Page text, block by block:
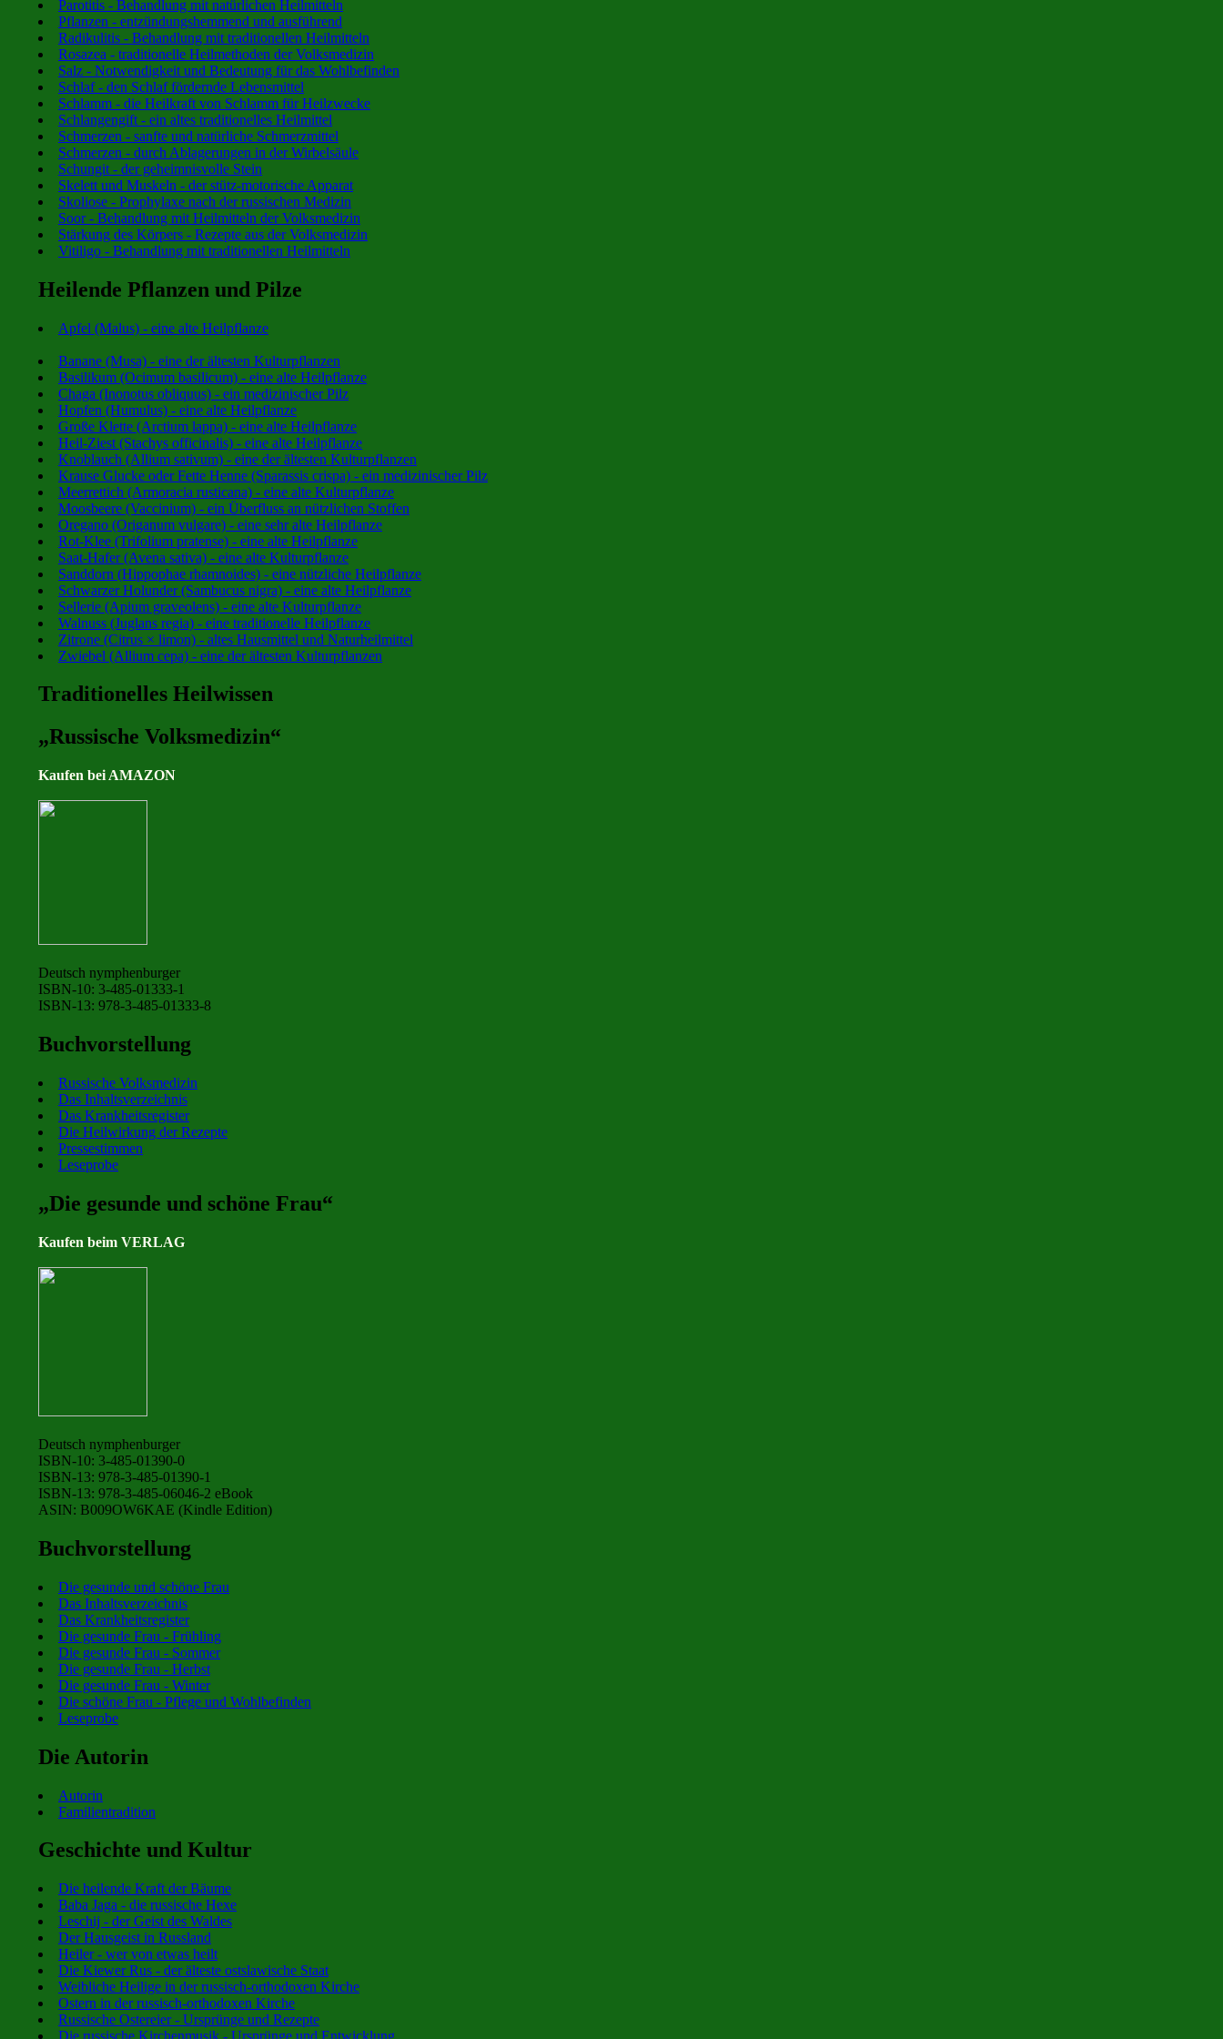
Parotitis - Behandlung mit natürlichen Heilmitteln
Pflanzen - entzündungshemmend und ausführend
Radikulitis - Behandlung mit traditionellen Heilmitteln
Rosazea - traditionelle Heilmethoden der Volksmedizin
Salz - Notwendigkeit und Bedeutung für das Wohlbefinden
Schlaf - den Schlaf fördernde Lebensmittel
Schlamm - die Heilkraft von Schlamm für Heilzwecke
Schlangengift - ein altes traditionelles Heilmittel
Schmerzen - sanfte und natürliche Schmerzmittel
Schmerzen - durch Ablagerungen in der Wirbelsäule
Schungit - der geheimnisvolle Stein
Skelett und Muskeln - der stütz-motorische Apparat
Skoliose - Prophylaxe nach der russischen Medizin
Soor - Behandlung mit Heilmitteln der Volksmedizin
Stärkung des Körpers - Rezepte aus der Volksmedizin
Vitiligo - Behandlung mit traditionellen Heilmitteln
Heilende Pflanzen und Pilze
Apfel (Malus) - eine alte Heilpflanze
Banane (Musa) - eine der ältesten Kulturpflanzen
Basilikum (Ocimum basilicum) - eine alte Heilpflanze
Chaga (Inonotus obliquus) - ein medizinischer Pilz
Hopfen (Humulus) - eine alte Heilpflanze
Große Klette (Arctium lappa) - eine alte Heilpflanze
Heil-Ziest (Stachys officinalis) - eine alte Heilpflanze
Knoblauch (Allium sativum) - eine der ältesten Kulturpflanzen
Krause Glucke oder Fette Henne (Sparassis crispa) - ein medizinischer Pilz
Meerrettich (Armoracia rusticana) - eine alte Kulturpflanze
Moosbeere (Vaccinium) - ein Überfluss an nützlichen Stoffen
Oregano (Origanum vulgare) - eine sehr alte Heilpflanze
Rot-Klee (Trifolium pratense) - eine alte Heilpflanze
Saat-Hafer (Avena sativa) - eine alte Kulturpflanze
Sanddorn (Hippophae rhamnoides) - eine nützliche Heilpflanze
Schwarzer Holunder (Sambucus nigra) - eine alte Heilpflanze
Sellerie (Apium graveolens) - eine alte Kulturpflanze
Walnuss (Juglans regia) - eine traditionelle Heilpflanze
Zitrone (Citrus × limon) - altes Hausmittel und Naturheilmittel
Zwiebel (Allium cepa) - eine der ältesten Kulturpflanzen
Traditionelles Heilwissen
„Russische Volksmedizin“
Kaufen bei AMAZON
Deutsch nymphenburger
ISBN-10: 3-485-01333-1
ISBN-13: 978-3-485-01333-8
Buchvorstellung
Russische Volksmedizin
Das Inhaltsverzeichnis
Das Krankheitsregister
Die Heilwirkung der Rezepte
Pressestimmen
Leseprobe
„Die gesunde und schöne Frau“
Kaufen beim VERLAG
Deutsch nymphenburger
ISBN-10: 3-485-01390-0
ISBN-13: 978-3-485-01390-1
ISBN-13: 978-3-485-06046-2 eBook
ASIN: B009OW6KAE (Kindle Edition)
Buchvorstellung
Die gesunde und schöne Frau
Das Inhaltsverzeichnis
Das Krankheitsregister
Die gesunde Frau - Frühling
Die gesunde Frau - Sommer
Die gesunde Frau - Herbst
Die gesunde Frau - Winter
Die schöne Frau - Pflege und Wohlbefinden
Leseprobe
Die Autorin
Autorin
Familientradition
Geschichte und Kultur
Die heilende Kraft der Bäume
Baba Jaga - die russische Hexe
Leschij - der Geist des Waldes
Der Hausgeist in Russland
Heiler - wer von etwas heilt
Die Kiewer Rus - der älteste ostslawische Staat
Weibliche Heilige in der russisch-orthodoxen Kirche
Ostern in der russisch-orthodoxen Kirche
Russische Ostereier - Ursprünge und Rezepte